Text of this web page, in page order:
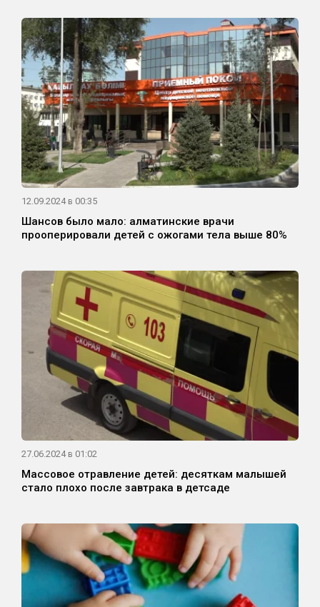
12.09.2024 в 00:35
Шансов было мало: алматинские врачи
прооперировали детей с ожогами тела выше 80%
27.06.2024 в 01:02
Массовое отравление детей: десяткам малышей
стало плохо после завтрака в детсаде